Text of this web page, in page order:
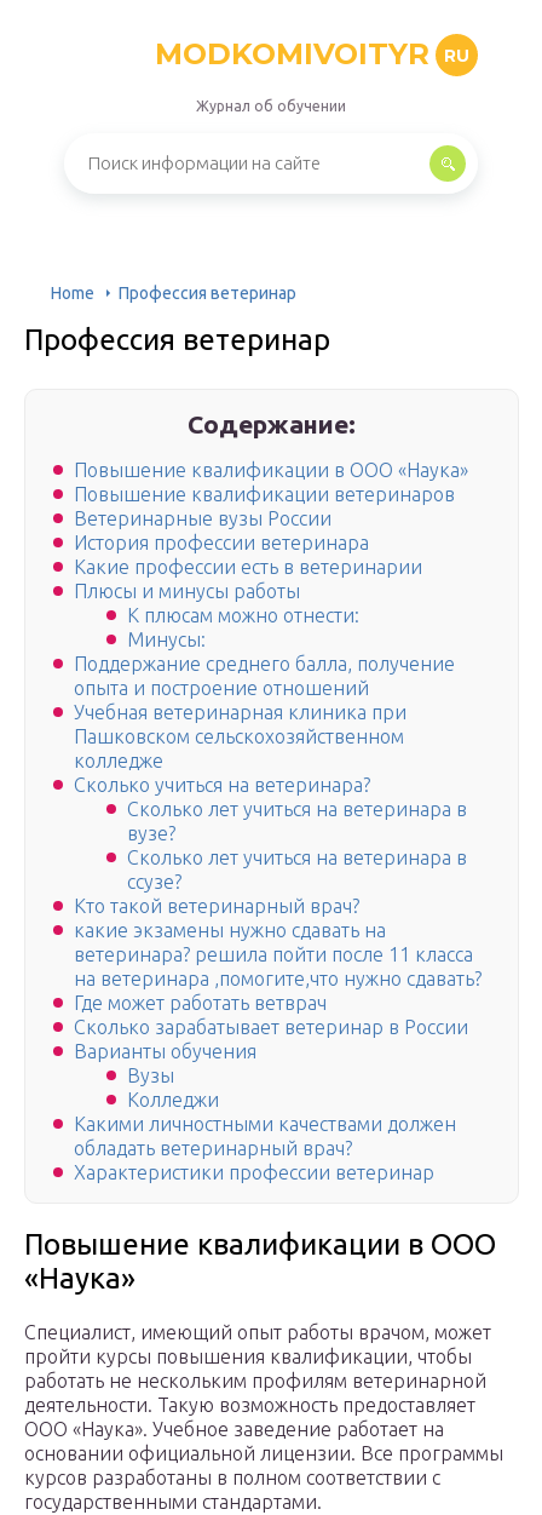
MODKOMIVOITYR RU
Журнал об обучении
Home Профессия ветеринар
Профессия ветеринар
Содержание:
Повышение квалификации в ООО «Наука»
Повышение квалификации ветеринаров
Ветеринарные вузы России
История профессии ветеринара
Какие профессии есть в ветеринарии
Плюсы и минусы работы
К плюсам можно отнести:
Минусы:
Поддержание среднего балла, получение
опыта и построение отношений
Учебная ветеринарная клиника при
Пашковском сельскохозяйственном
колледже
Сколько учиться на ветеринара?
Сколько лет учиться на ветеринара в
вузе?
Сколько лет учиться на ветеринара в
ссузе?
Кто такой ветеринарный врач?
какие экзамены нужно сдавать на
ветеринара? решила пойти после 11 класса
на ветеринара ,помогите,что нужно сдавать?
Где может работать ветврач
Сколько зарабатывает ветеринар в России
Варианты обучения
Вузы
Колледжи
Какими личностными качествами должен
обладать ветеринарный врач?
Характеристики профессии ветеринар
Повышение квалификации в ООО
«Наука»
Специалист, имеющий опыт работы врачом, может
пройти курсы повышения квалификации, чтобы
работать не нескольким профилям ветеринарной
деятельности. Такую возможность предоставляет
ООО «Наука». Учебное заведение работает на
основании официальной лицензии. Все программы
курсов разработаны в полном соответствии с
государственными стандартами.